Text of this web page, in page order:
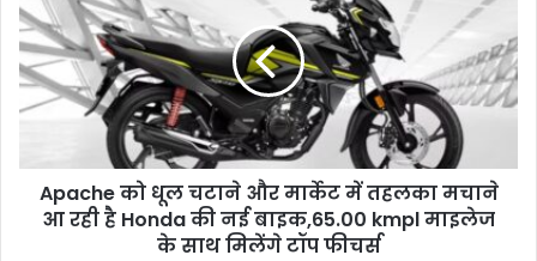
धूल
चटाने
और
मार्केट
में
मचाने
Apache को धूल चटाने और मार्केट में तहलका मचाने
आ रही है Honda की नई बाइक,65.00 kmpl माइलेज
के साथ मिलेंगे टॉप फीचर्स